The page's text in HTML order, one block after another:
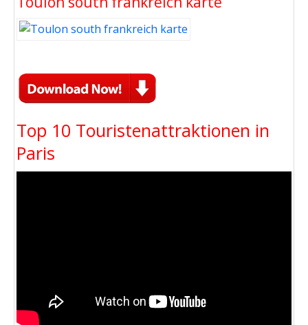
Top 10 Touristenattraktionen in
Paris